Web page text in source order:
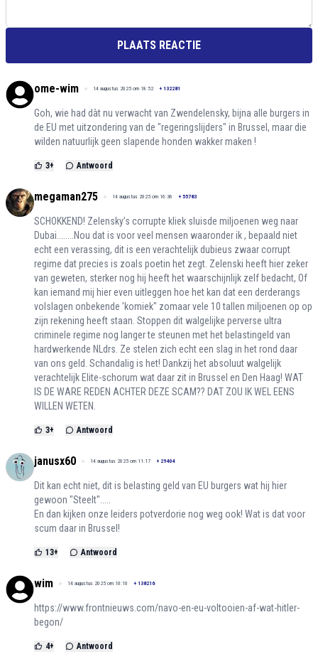
PLAATS REACTIE
ome-wim 14 augustus 2025 om 18:52 + 132281
Goh, wie had dàt nu verwacht van Zwendelensky, bijna alle burgers in
de EU met uitzondering van de "regeringslijders" in Brussel, maar die
wilden natuurlijk geen slapende honden wakker maken !
3+ Antwoord
megaman275 14 augustus 2025 om 16:36 + 55783
SCHOKKEND! Zelensky’s corrupte kliek sluisde miljoenen weg naar
Dubai........Nou dat is voor veel mensen waaronder ik , bepaald niet
echt een verassing, dit is een verachtelijk dubieus zwaar corrupt
regime dat precies is zoals poetin het zegt. Zelenski heeft hier zeker
van geweten, sterker nog hij heeft het waarschijnlijk zelf bedacht, Of
kan iemand mij hier even uitleggen hoe het kan dat een derderangs
volslagen onbekende 'komiek" zomaar vele 10 tallen miljoenen op op
zijn rekening heeft staan. Stoppen dit walgelijke perverse ultra
criminele regime nog langer te steunen met het belastingeld van
hardwerkende NLdrs. Ze stelen zich echt een slag in het rond daar
van ons geld. Schandalig is het! Dankzij het absoluut walgelijk
verachtelijk Elite-schorum wat daar zit in Brussel en Den Haag! WAT
IS DE WARE REDEN ACHTER DEZE SCAM?? DAT ZOU IK WEL EENS
WILLEN WETEN.
3+ Antwoord
janusx60 14 augustus 2025 om 11:17 + 29404
Dit kan echt niet, dit is belasting geld van EU burgers wat hij hier
gewoon "Steelt".....
En dan kijken onze leiders potverdorie nog weg ook! Wat is dat voor
scum daar in Brussel!
13+ Antwoord
wim 14 augustus 2025 om 10:10 + 138216
https://www.frontnieuws.com/navo-en-eu-voltooien-af-wat-hitler-
begon/
4+ Antwoord